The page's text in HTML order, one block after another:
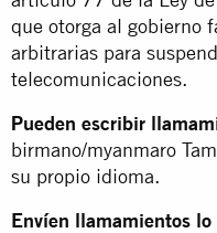
que otorga al gobierno
arbitrarias para
telecomunicaciones.
Pueden escribir
birmano/myanmaro
su propio idioma.
Envíen llamamientos